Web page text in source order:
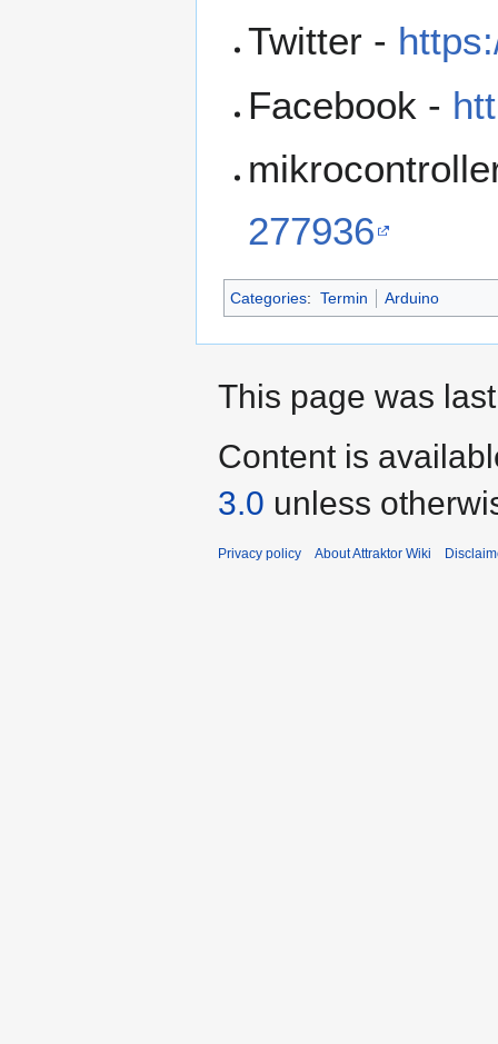
Twitter -
Facebook -
277936
Categories: Termin Arduino
This page was
Content is
3.0 unless
Privacy policy About Attraktor Wiki